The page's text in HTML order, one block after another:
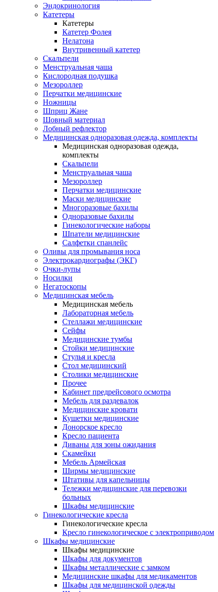
Эндокринология
Катетеры
Катетеры
Катетер Фолея
Нелатона
Внутривенный катетер
Скальпели
Менструальная чаша
Кислородная подушка
Мезороллер
Перчатки медицинские
Ножницы
Шприц Жане
Шовный материал
Лобный рефлектор
Медицинская одноразовая одежда, комплекты
Медицинская одноразовая одежда,
комплекты
Скальпели
Менструальная чаша
Мезороллер
Перчатки медицинские
Маски медицинские
Многоразовые бахилы
Одноразовые бахилы
Гинекологические наборы
Шпатели медицинские
Салфетки спанлейс
Оливы для промывания носа
Электрокардиографы (ЭКГ)
Очки-лупы
Носилки
Негатоскопы
Медицинская мебель
Медицинская мебель
Лабораторная мебель
Стеллажи медицинские
Сейфы
Медицинские тумбы
Стойки медицинские
Cтулья и кресла
Стол медицинский
Столики медицинские
Прочее
Кабинет предрейсового осмотра
Мебель для раздевалок
Медицинские кровати
Кушетки медицинские
Донорское кресло
Кресло пациента
Диваны для зоны ожидания
Скамейки
Мебель Армейская
Ширмы медицинские
Штативы для капельницы
Тележки медицинские для перевозки
больных
Шкафы медицинские
Гинекологические кресла
Гинекологические кресла
Кресло гинекологическое с электроприводом
Шкафы медицинские
Шкафы медицинские
Шкафы для документов
Шкафы металлические с замком
Медицинские шкафы для медикаментов
Шкафы для медицинской одежды